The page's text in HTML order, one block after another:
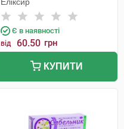
Є в наявності
від 60.50 грн
КУПИТИ